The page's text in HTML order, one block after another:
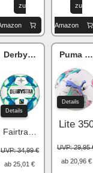
zu zu
Amazon
Derbystar Gamma
Details
Fairtrade Ball 350g
UVP: 34,99 €
ab 25,01 €
Puma
Details
Lite
UVP: 29,95
ab 20,96 €